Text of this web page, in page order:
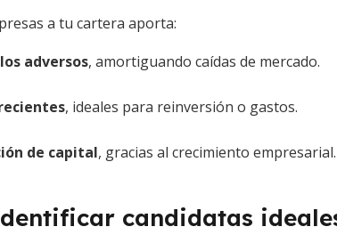
a tu cartera aporta:
adversos, amortiguando caídas de mercado.
, ideales para reinversión o gastos.
de capital, gracias al crecimiento empresarial.
candidatas